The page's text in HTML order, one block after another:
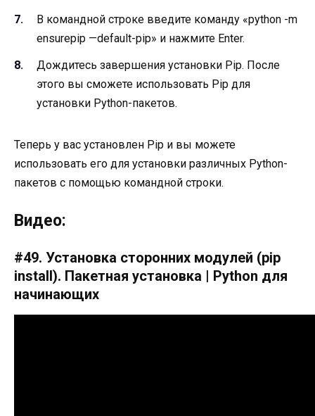
В командной строке введите команду «python -m
ensurepip —default-pip» и нажмите Enter.
Дождитесь завершения установки Pip. После
этого вы сможете использовать Pip для
установки Python-пакетов.
Теперь у вас установлен Pip и вы можете
использовать его для установки различных Python-
пакетов с помощью командной строки.
Видео:
#49. Установка сторонних модулей (pip
install). Пакетная установка | Python для
начинающих